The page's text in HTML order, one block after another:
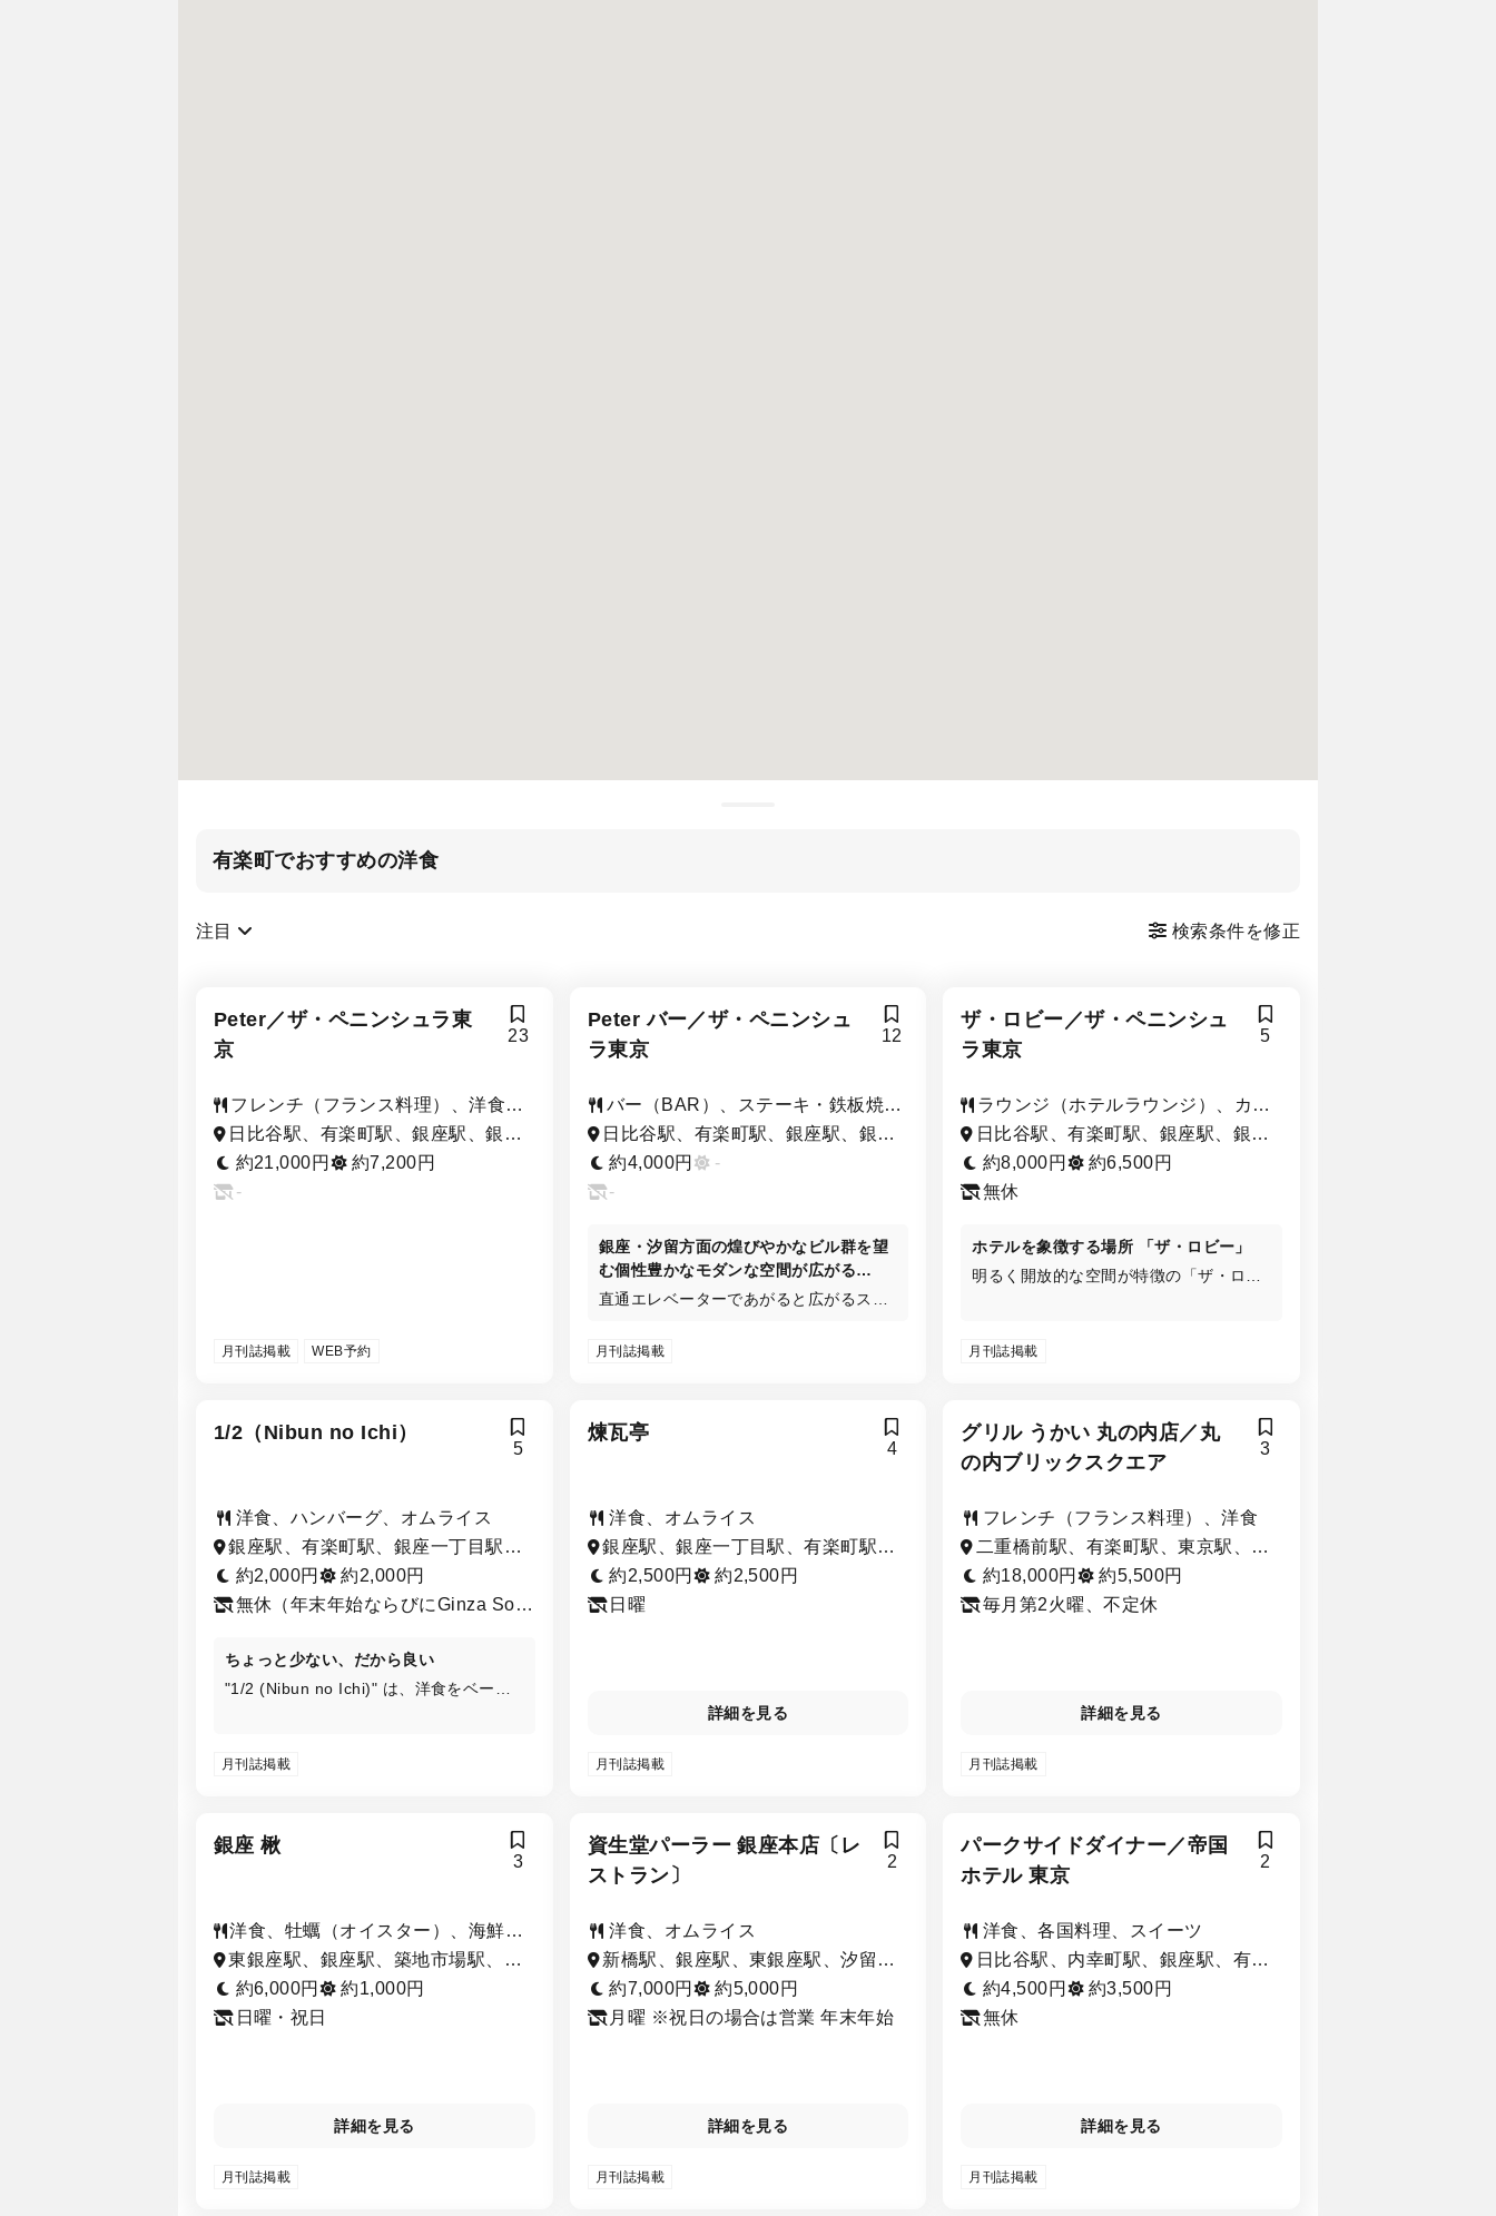
有楽町でおすすめの洋食
注目 検索条件を修正
Peter／ザ・ペニンシュラ東
京
23
フレンチ（フランス料理）、洋食、
バー（BAR）
日比谷駅、有楽町駅、銀座駅、銀座
一丁目駅、内幸町駅、二重橋前駅
約21,000円
約7,200円
-
月刊誌掲載 WEB予約
Peter バー／ザ・ペニンシュ
ラ東京
12
バー（BAR）、ステーキ・鉄板焼
き、洋食
日比谷駅、有楽町駅、銀座駅、銀座
一丁目駅、内幸町駅、二重橋前駅
約4,000円
-
-
銀座・汐留方面の煌びやかなビル群を望
む個性豊かなモダンな空間が広がる
「Peterバー」
直通エレベーターであがると広がるスタ
お酒やペニンシュラブランドのお酒に加
月刊誌掲載
ザ・ロビー／ザ・ペニンシュ
ラ東京
5
ラウンジ（ホテルラウンジ）、カフ
ェ・喫茶店、洋食
日比谷駅、有楽町駅、銀座駅、銀座
一丁目駅、内幸町駅、二重橋前駅
約8,000円
約6,500円
無休
ホテルを象徴する場所 「ザ・ロビー」
明るく開放的な空間が特徴の「ザ・ロビ
ら、ご朝食からディナー、バードゲージ
わるアフタヌーンティーをご堪能いただ
けます。
月刊誌掲載
1/2（Nibun no Ichi）
5
洋食、ハンバーグ、オムライス
銀座駅、有楽町駅、銀座一丁目駅、
日比谷駅、東銀座駅、京橋駅、内幸
町駅
約2,000円
約2,000円
無休（年末年始ならびにGinza Sony
ちょっと少ない、だから良い
"1/2 (Nibun no Ichi)" は、洋食をベース
物語も楽しむことができるカジュアルダ
月刊誌掲載
煉瓦亭
4
洋食、オムライス
銀座駅、銀座一丁目駅、有楽町駅、
東銀座駅、日比谷駅、京橋駅、宝町
駅、新富町駅、築地駅
約2,500円
約2,500円
日曜
詳細を見る
月刊誌掲載
グリル うかい 丸の内店／丸
の内ブリックスクエア
3
フレンチ（フランス料理）、洋食
二重橋前駅、有楽町駅、東京駅、日
比谷駅、銀座一丁目駅、京橋駅、銀
座駅
約18,000円
約5,500円
毎月第2火曜、不定休
詳細を見る
月刊誌掲載
銀座 楸
3
洋食、牡蠣（オイスター）、海鮮・
シーフード、ワイン
東銀座駅、銀座駅、築地市場駅、銀
座一丁目駅、新橋駅、有楽町駅、日
比谷駅、築地駅、汐留駅
約6,000円
約1,000円
日曜・祝日
詳細を見る
月刊誌掲載
資生堂パーラー 銀座本店〔レ
ストラン〕
2
洋食、オムライス
新橋駅、銀座駅、東銀座駅、汐留
駅、内幸町駅、築地市場駅、日比谷
駅、有楽町駅、銀座一丁目駅
約7,000円
約5,000円
月曜 ※祝日の場合は営業 年末年始
詳細を見る
月刊誌掲載
パークサイドダイナー／帝国
ホテル 東京
2
洋食、各国料理、スイーツ
日比谷駅、内幸町駅、銀座駅、有楽
町駅、新橋駅、霞ヶ関駅、銀座一丁
目駅
約4,500円
約3,500円
無休
詳細を見る
月刊誌掲載